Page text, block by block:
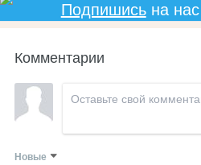
Подпишисьна нас
Комментарии
Новые